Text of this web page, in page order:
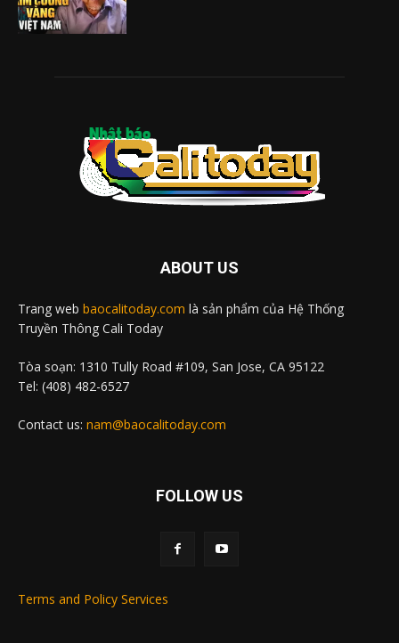
ABOUT US
Trang web baocalitoday.com là sản phẩm của Hệ Thống
Truyền Thông Cali Today
Tòa soạn: 1310 Tully Road #109, San Jose, CA 95122
Tel: (408) 482-6527
Contact us: nam@baocalitoday.com
FOLLOW US
Terms and Policy Services